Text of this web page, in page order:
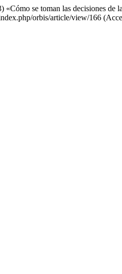
«Cómo se toman las decisiones de
orbis/article/view/166